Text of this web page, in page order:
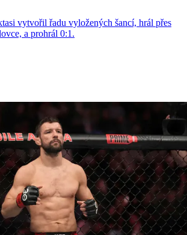
vytvořil řadu vyložených šancí, hrál přes
a prohrál 0:1.